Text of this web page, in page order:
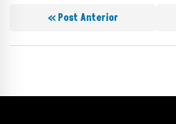
« Post Anterior